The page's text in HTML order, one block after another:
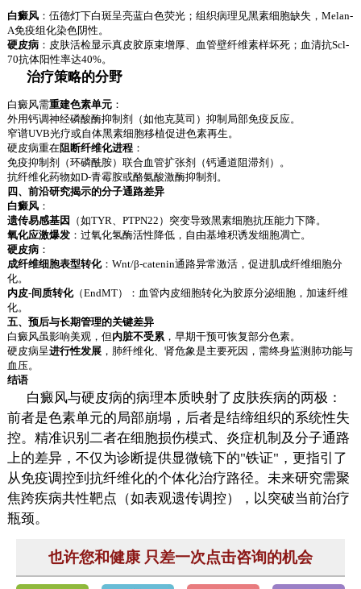
白癜风：伍德灯下白斑呈亮蓝白色荧光；组织病理见黑素细胞缺失，Melan-
A免疫组化染色阴性。
硬皮病：皮肤活检显示真皮胶原束增厚、血管壁纤维素样坏死；血清抗Scl-
70抗体阳性率达40%。
治疗策略的分野
白癜风需重建色素单元：
外用钙调神经磷酸酶抑制剂（如他克莫司）抑制局部免疫反应。
窄谱UVB光疗或自体黑素细胞移植促进色素再生。
硬皮病重在阻断纤维化进程：
免疫抑制剂（环磷酰胺）联合血管扩张剂（钙通道阻滞剂）。
抗纤维化药物如D-青霉胺或酪氨酸激酶抑制剂。
四、前沿研究揭示的分子通路差异
白癜风：
遗传易感基因
（如TYR、PTPN22）突变导致黑素细胞抗压能力下降。
氧化应激爆发：过氧化氢酶活性降低，自由基堆积诱发细胞凋亡。
硬皮病：
成纤维细胞表型转化：Wnt/β-catenin通路异常激活，促进肌成纤维细胞分
化。
内皮-间质转化（EndMT）：血管内皮细胞转化为胶原分泌细胞，加速纤维
化。
五、预后与长期管理的关键差异
白癜风虽影响美观，但内脏不受累，早期干预可恢复部分色素。
硬皮病呈进行性发展，肺纤维化、肾危象是主要死因，需终身监测肺功能与
血压。
结语
白癜风与硬皮病的病理本质映射了皮肤疾病的两极：
前者是色素单元的局部崩塌，后者是结缔组织的系统性失
控。精准识别二者在细胞损伤模式、炎症机制及分子通路
上的差异，不仅为诊断提供显微镜下的"铁证"，更指引了
从免疫调控到抗纤维化的个体化治疗路径。未来研究需聚
焦跨疾病共性靶点（如表观遗传调控），以突破当前治疗
瓶颈。
也许您和健康 只差一次点击咨询的机会